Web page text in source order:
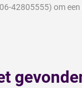
42805555) om